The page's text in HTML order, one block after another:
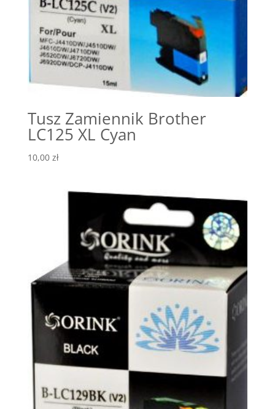
Tusz Zamiennik Brother
LC125 XL Cyan
10,00 zł